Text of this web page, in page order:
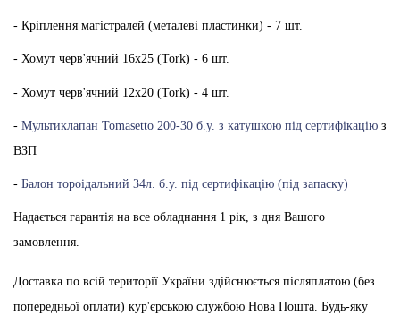
- Кріплення магістралей (металеві пластинки) - 7 шт.
- Хомут черв'ячний 16х25 (Tork) - 6 шт.
- Хомут черв'ячний 12х20 (Tork) - 4 шт.
- Мультиклапан Tomasetto 200-30 б.у. з катушкою під сертифікацію з
ВЗП
- Балон тороідальний 34л. б.у. під сертифікацію (під запаску)
Надається гарантія на все обладнання 1 рік, з дня Вашого
замовлення.
Доставка по всій території України здійснюється післяплатою (без
попередньої оплати) кур'єрською службою Нова Пошта. Будь-яку